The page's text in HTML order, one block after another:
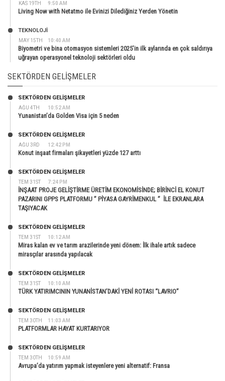
KAS 19TH 9:50 AM
Living Now with Netatmo ile Evinizi Dilediğiniz Yerden Yönetin
MAY 15TH 10:40 AM
TEKNOLOJİ
Biyometri ve bina otomasyon sistemleri 2025’in ilk aylarında en çok saldırıya
uğrayan operasyonel teknoloji sektörleri oldu
SEKTÖRDEN GELIŞMELER
AĞU 4TH 10:52 AM
SEKTÖRDEN GELIŞMELER
Yunanistan’da Golden Visa için 5 neden
AĞU 3RD 12:42 PM
SEKTÖRDEN GELIŞMELER
Konut inşaat firmaları şikayetleri yüzde 127 arttı
TEM 31ST 7:24 PM
SEKTÖRDEN GELIŞMELER
İNŞAAT PROJE GELİŞTİRME ÜRETİM EKONOMİSİNDE; BİRİNCİ EL KONUT
PAZARINI GPPS PLATFORMU ” PİYASA GAYRİMENKUL ” İLE EKRANLARA
TAŞIYACAK
TEM 31ST 10:12 AM
SEKTÖRDEN GELIŞMELER
Miras kalan ev ve tarım arazilerinde yeni dönem: İlk ihale artık sadece
mirasçılar arasında yapılacak
TEM 31ST 10:10 AM
SEKTÖRDEN GELIŞMELER
TÜRK YATIRIMCININ YUNANİSTAN’DAKİ YENİ ROTASI “LAVRIO”
TEM 30TH 11:03 AM
SEKTÖRDEN GELIŞMELER
PLATFORMLAR HAYAT KURTARIYOR
TEM 30TH 10:59 AM
SEKTÖRDEN GELIŞMELER
Avrupa’da yatırım yapmak isteyenlere yeni alternatif: Fransa